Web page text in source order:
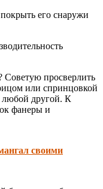
его снаружи
Советую просверлить
или спринцовкой
другой. К
фанеры и
своими